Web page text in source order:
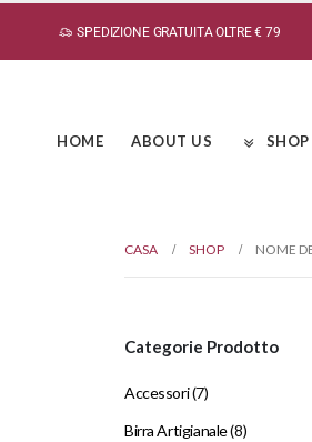
SPEDIZIONE GRATUITA OLTRE € 79
HOME ABOUT US SHOP
CASA SHOP NOME
Categorie Prodotto
Accessori(7)
Birra Artigianale(8)